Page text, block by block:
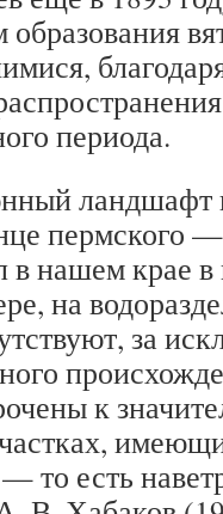
периода.
ландшафт
пермского
в нашем крае
на
за
к
то есть